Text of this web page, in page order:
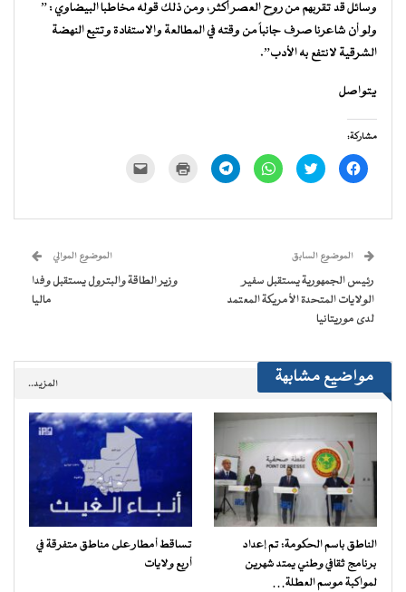
وسائل قد تقربهم من روح العصر أكثر ، ومن ذلك قوله مخاطبا البيضاوي : ”
ولو أن شاعرنا صرف جانباً من وقته في المطالعة والاستفادة وتتبع النهضة
الشرقية لانتفع به الأدب”.
يتواصل
مشاركة:
انقر
للمشاركة
في
اضغط
للمشاركة
في
انقر
للمشاركة
في
انقر
للمشاركة
في
للطباعة
جديدة) الإلكتروني
نافذة
جديدة)
الموضوع السابق
رئيس الجمهورية يستقبل سفير
الولايات المتحدة الأمريكة المعتمد
لدى موريتانيا
الموضوع الموالي
وزير الطاقة والبترول يستقبل وفدا
ماليا
مواضيع مشابهة المزيد..
الناطق باسم الحكومة: تم إعداد
برنامج ثقافي وطني يمتد شهرين
لمواكبة موسم العطلة…
تساقط أمطار على مناطق متفرقة في
أربع ولايات